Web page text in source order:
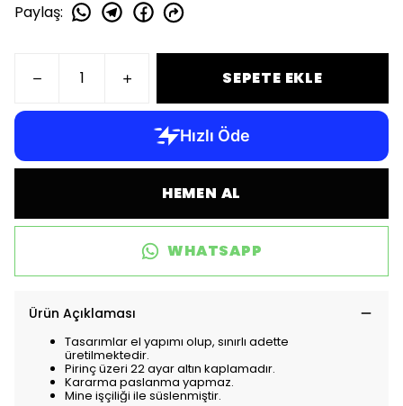
Paylaş:
SEPETE EKLE
HEMEN AL
WHATSAPP
Ürün Açıklaması
Tasarımlar el yapımı olup, sınırlı adette
üretilmektedir.
Pirinç üzeri 22 ayar altın kaplamadır.
Kararma paslanma yapmaz.
Mine işçiliği ile süslenmiştir.